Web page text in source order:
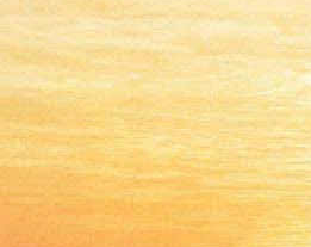
10 ноября 2018, суббота
«Мир дикого Запада» сгорел в
18:21:
Медведев учредил театральную
Безрукова». Она обойдётся
миллионов рублей
12:09:
«Целесообразно хранить в
коллекций и другие истории